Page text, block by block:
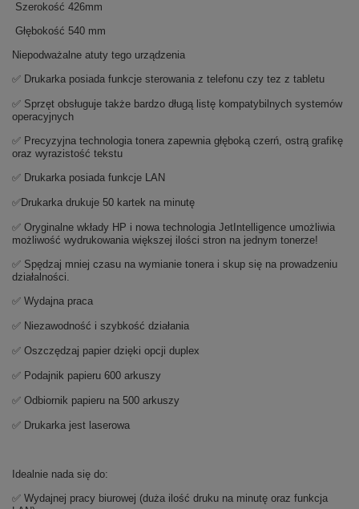
Szerokość 426mm
Głębokość 540 mm
Niepodważalne atuty tego urządzenia
✅ Drukarka posiada funkcje sterowania z telefonu czy tez z tabletu
✅ Sprzęt obsługuje także bardzo długą listę kompatybilnych systemów
operacyjnych
✅ Precyzyjna technologia tonera zapewnia głęboką czerń, ostrą grafikę
oraz wyrazistość tekstu
✅ Drukarka posiada funkcje LAN
✅Drukarka drukuje 50 kartek na minutę
✅ Oryginalne wkłady HP i nowa technologia JetIntelligence umożliwia
możliwość wydrukowania większej ilości stron na jednym tonerze!
✅ Spędzaj mniej czasu na wymianie tonera i skup się na prowadzeniu
działalności.
✅ Wydajna praca
✅ Niezawodność i szybkość działania
✅ Oszczędzaj papier dzięki opcji duplex
✅ Podajnik papieru 600 arkuszy
✅ Odbiornik papieru na 500 arkuszy
✅ Drukarka jest laserowa
Idealnie nada się do:
✅ Wydajnej pracy biurowej (duża ilość druku na minutę oraz funkcja